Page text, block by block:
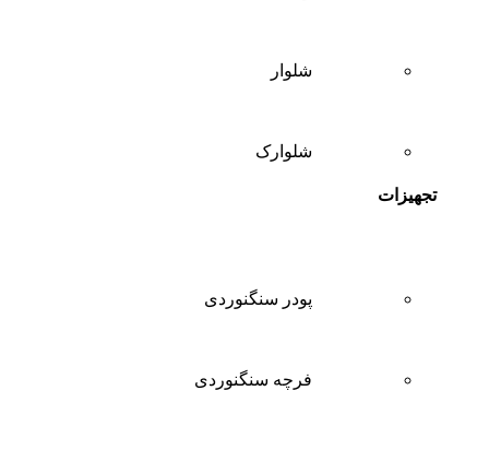
شلوار
شلوارک
تجهیزات
پودر سنگنوردی
فرچه سنگنوردی